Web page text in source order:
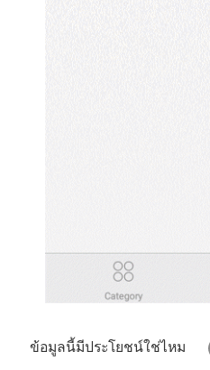
ข้อมูลนี้มีประโยชน์ใช่ไหม